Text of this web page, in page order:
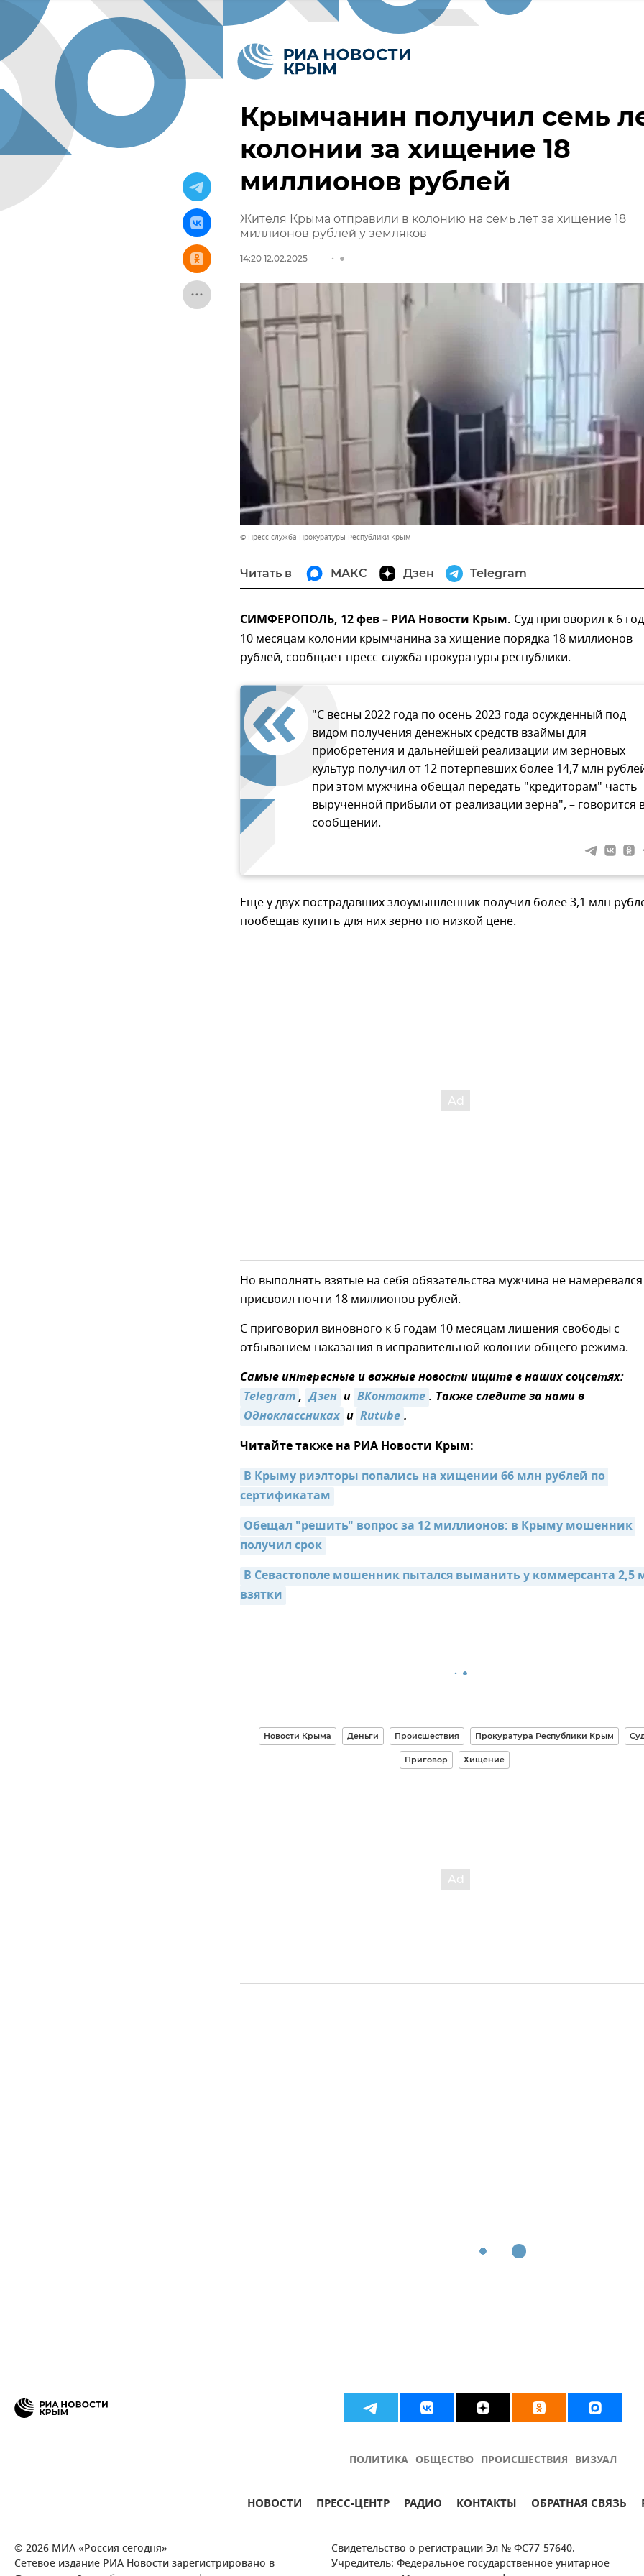
Крымчанин получил семь
колонии за хищение 18
миллионов рублей
Жителя Крыма отправили в колонию на семь лет за хищение 18
миллионов рублей у земляков
14:20 12.02.2025
© Пресс-служба Прокуратуры Республики Крым
Читать в МАКС Дзен Telegram
СИМФЕРОПОЛЬ, 12 фев – РИА Новости Крым. Суд приговорил к 6
10 месяцам колонии крымчанина за хищение порядка 18 миллионов
рублей, сообщает пресс-служба прокуратуры республики.
"С весны 2022 года по осень 2023 года осужденный под
видом получения денежных средств взаймы для
приобретения и дальнейшей реализации им зерновых
культур получил от 12 потерпевших более 14,7 млн
при этом мужчина обещал передать "кредиторам" часть
вырученной прибыли от реализации зерна", – говорится
сообщении.
Еще у двух пострадавших злоумышленник получил более 3,1 млн
пообещав купить для них зерно по низкой цене.
Но выполнять взятые на себя обязательства мужчина не
присвоил почти 18 миллионов рублей.
С приговорил виновного к 6 годам 10 месяцам лишения свободы с
отбыванием наказания в исправительной колонии общего режима.
Самые интересные и важные новости ищите в наших соцсетях:
Telegram, Дзен и ВКонтакте. Также следите за нами в
Одноклассниках и Rutube.
Читайте также на РИА Новости Крым:
В Крыму риэлторы попались на хищении 66 млн рублей по
сертификатам
Обещал "решить" вопрос за 12 миллионов: в Крыму мошенник
получил срок
В Севастополе мошенник пытался выманить у коммерсанта 2,5
взятки
Новости Крыма Деньги Происшествия Прокуратура Республики Крым
Приговор Хищение
ПОЛИТИКА ОБЩЕСТВО ПРОИСШЕСТВИЯ ВИЗУАЛ
НОВОСТИ ПРЕСС-ЦЕНТР РАДИО КОНТАКТЫ ОБРАТНАЯ СВЯЗЬ
© 2026 МИА «Россия сегодня»
Сетевое издание РИА Новости зарегистрировано в
Свидетельство о регистрации Эл № ФС77-57640.
Учредитель: Федеральное государственное унитарное